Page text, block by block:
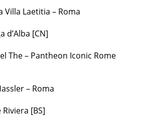
Villa Laetitia – Roma
d’Alba [CN]
The – Pantheon Iconic Rome
– Roma
[BS]